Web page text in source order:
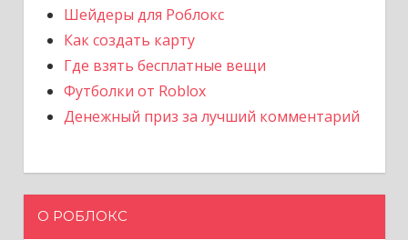
Шейдеры для Роблокс
Как создать карту
Где взять бесплатные вещи
Футболки от Roblox
Денежный приз за лучший комментарий
О РОБЛОКС